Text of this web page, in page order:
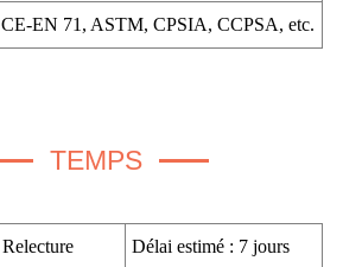
CE-EN 71, ASTM, CPSIA, CCPSA, etc.
TEMPS
Relecture Délai estimé : 7 jours